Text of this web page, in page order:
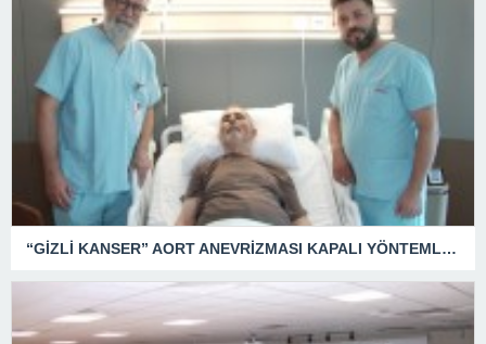
“GİZLİ KANSER” AORT ANEVRİZMASI KAPALI YÖNTEMLE TEDAVİ EDİLDİ